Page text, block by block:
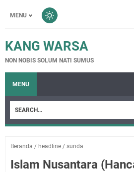
MENU
KANG WARSA
NON NOBIS SOLUM NATI SUMUS
MENU
Beranda / headline / sunda
Islam Nusantara